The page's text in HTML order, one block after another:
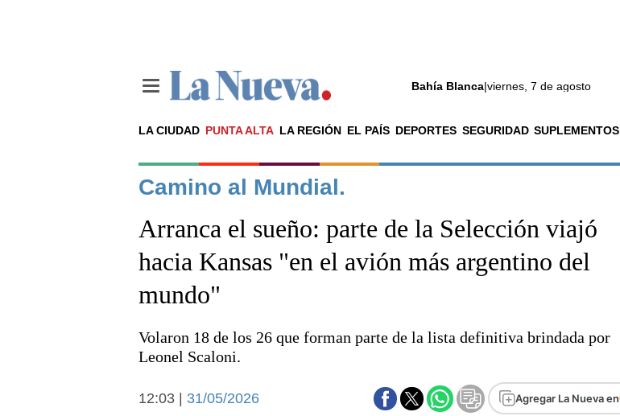
Bahía Blanca|viernes, 7 de agosto
LA CIUDAD PUNTA ALTA LA REGIÓN EL PAÍS DEPORTES SEGURIDAD SUPLEMENTOS
Noticias
La ciudad
El país
Seguridad
Liga del Sur
Federal A
Camino al Mundial.
Arranca el sueño: parte de la Selección viajó
hacia Kansas "en el avión más argentino del
mundo"
Volaron 18 de los 26 que forman parte de la lista definitiva brindada por
Leonel Scaloni.
Agregar La Nueva en
12:03 | 31/05/2026